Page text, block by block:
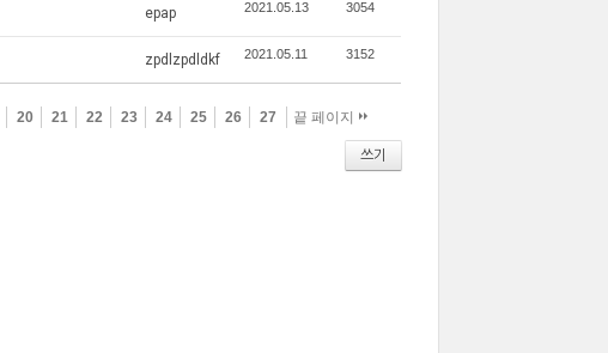
epap 2021.05.13 3054
zpdlzpdldkf 2021.05.11 3152
20 21 22 23 24 25 26 27 끝 페이지
쓰기